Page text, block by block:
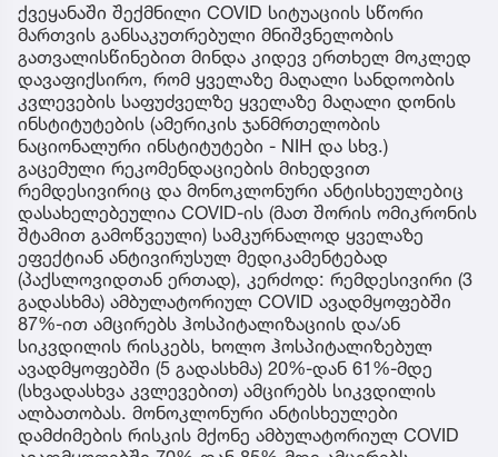
ქვეყანაში შექმნილი COVID სიტუაციის სწორი
მართვის განსაკუთრებული მნიშვნელობის
გათვალისწინებით მინდა კიდევ ერთხელ მოკლედ
დავაფიქსირო, რომ ყველაზე მაღალი სანდოობის
კვლევების საფუძველზე ყველაზე მაღალი დონის
ინსტიტუტების (ამერიკის ჯანმრთელობის
ნაციონალური ინსტიტუტები - NIH და სხვ.)
გაცემული რეკომენდაციების მიხედვით
რემდესივირიც და მონოკლონური ანტისხეულებიც
დასახელებეულია COVID-ის (მათ შორის ომიკრონის
შტამით გამოწვეული) სამკურნალოდ ყველაზე
ეფექტიან ანტივირუსულ მედიკამენტებად
(პაქსლოვიდთან ერთად), კერძოდ: რემდესივირი (3
გადასხმა) ამბულატორიულ COVID ავადმყოფებში
87%-ით ამცირებს ჰოსპიტალიზაციის და/ან
სიკვდილის რისკებს, ხოლო ჰოსპიტალიზებულ
ავადმყოფებში (5 გადასხმა) 20%-დან 61%-მდე
(სხვადასხვა კვლევებით) ამცირებს სიკვდილის
ალბათობას. მონოკლონური ანტისხეულები
დამძიმების რისკის მქონე ამბულატორიულ COVID